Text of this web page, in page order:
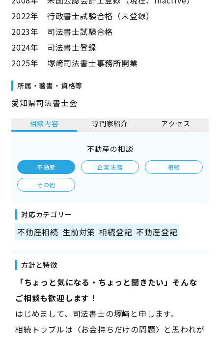
2022年 行政書士試験合格（未登録）
2023年 司法書士試験合格
2024年 司法書士登録
2025年 塚﨑司法書士事務所開業
所属・著書・資格等
愛知県司法書士会
相談内容 専門家紹介 アクセス
不動産の相談
不動産 企業法務 相続
その他
対応カテゴリー
不動産相続 生前対策 相続登記 不動産登記
方針と特徴
――「ちょっと気になる・ちょっと聞きたい」そんな
ご相談も歓迎します！――
はじめまして、司法書士の塚﨑と申します。
相続トラブルは〈お金持ちだけの問題〉と思われが